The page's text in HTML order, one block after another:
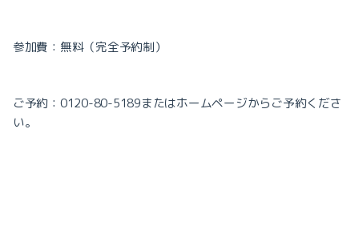
参加費：無料（完全予約制）
ご予約： 0120-80-5189またはホームページからご予約くださ
い。